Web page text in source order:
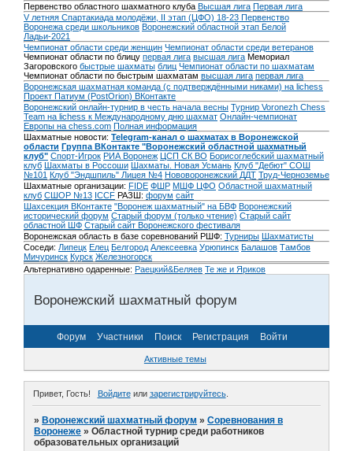
Первенство областного шахматного клуба Высшая лига Первая лига
V летняя Спартакиада молодёжи, II этап (ЦФО) 18-23 Первенство
Воронежа среди школьников Воронежский областной этап Белой
Ладьи-2021
Чемпионат области среди женщин Чемпионат области среди ветеранов
Чемпионат области по блицу первая лига высшая лига Мемориал
Загоровского быстрые шахматы блиц Чемпионат области по шахматам
Чемпионат области по быстрым шахматам высшая лига первая лига
Воронежская шахматная команда (с подтверждёнными никами) на lichess
Проект Патиум (PostOrion) ВКонтакте
Воронежский онлайн-турнир в честь начала весны Турнир Voronezh Chess
Team на lichess к Международному дню шахмат Онлайн-чемпионат
Европы на chess.com Полная информация
Шахматные новости: Telegram-канал о шахматах в Воронежской
области Группа ВКонтакте "Воронежский областной шахматный
клуб" Спорт-Игрок РИА Воронеж ЦСП СК ВО Борисоглебский шахматный
клуб Шахматы в Россоши Шахматы. Новая Усмань Клуб "Дебют" СОШ
№101 Клуб "Эндшпиль" Лицея №4 Нововоронежский ДДТ Труд-Черноземье
Шахматные организации: FIDE ФШР МШФ ЦФО Областной шахматный
клуб СШОР №13 ICCF РАЗШ: форум сайт
Шахсекция ВКонтакте "Воронеж шахматный" на БВФ Воронежский
исторический форум Cтарый форум (только чтение) Старый сайт
областной ШФ Старый сайт Воронежского фестиваля
Воронежская область в базе соревнований РШФ: Турниры Шахматисты
Соседи: Липецк Елец Белгород Алексеевка Урюпинск Балашов Тамбов
Мичуринск Курск Железногорск
Альтернативно одаренные: Раецкий&Беляев Те же и Яриков
Воронежский шахматный форум
Форум Участники Поиск Регистрация Войти
Активные темы
Привет, Гость! Войдитеили зарегистрируйтесь.
»Воронежский шахматный форум »Соревнования в
Воронеже »Областной турнир среди работников
образовательных организаций